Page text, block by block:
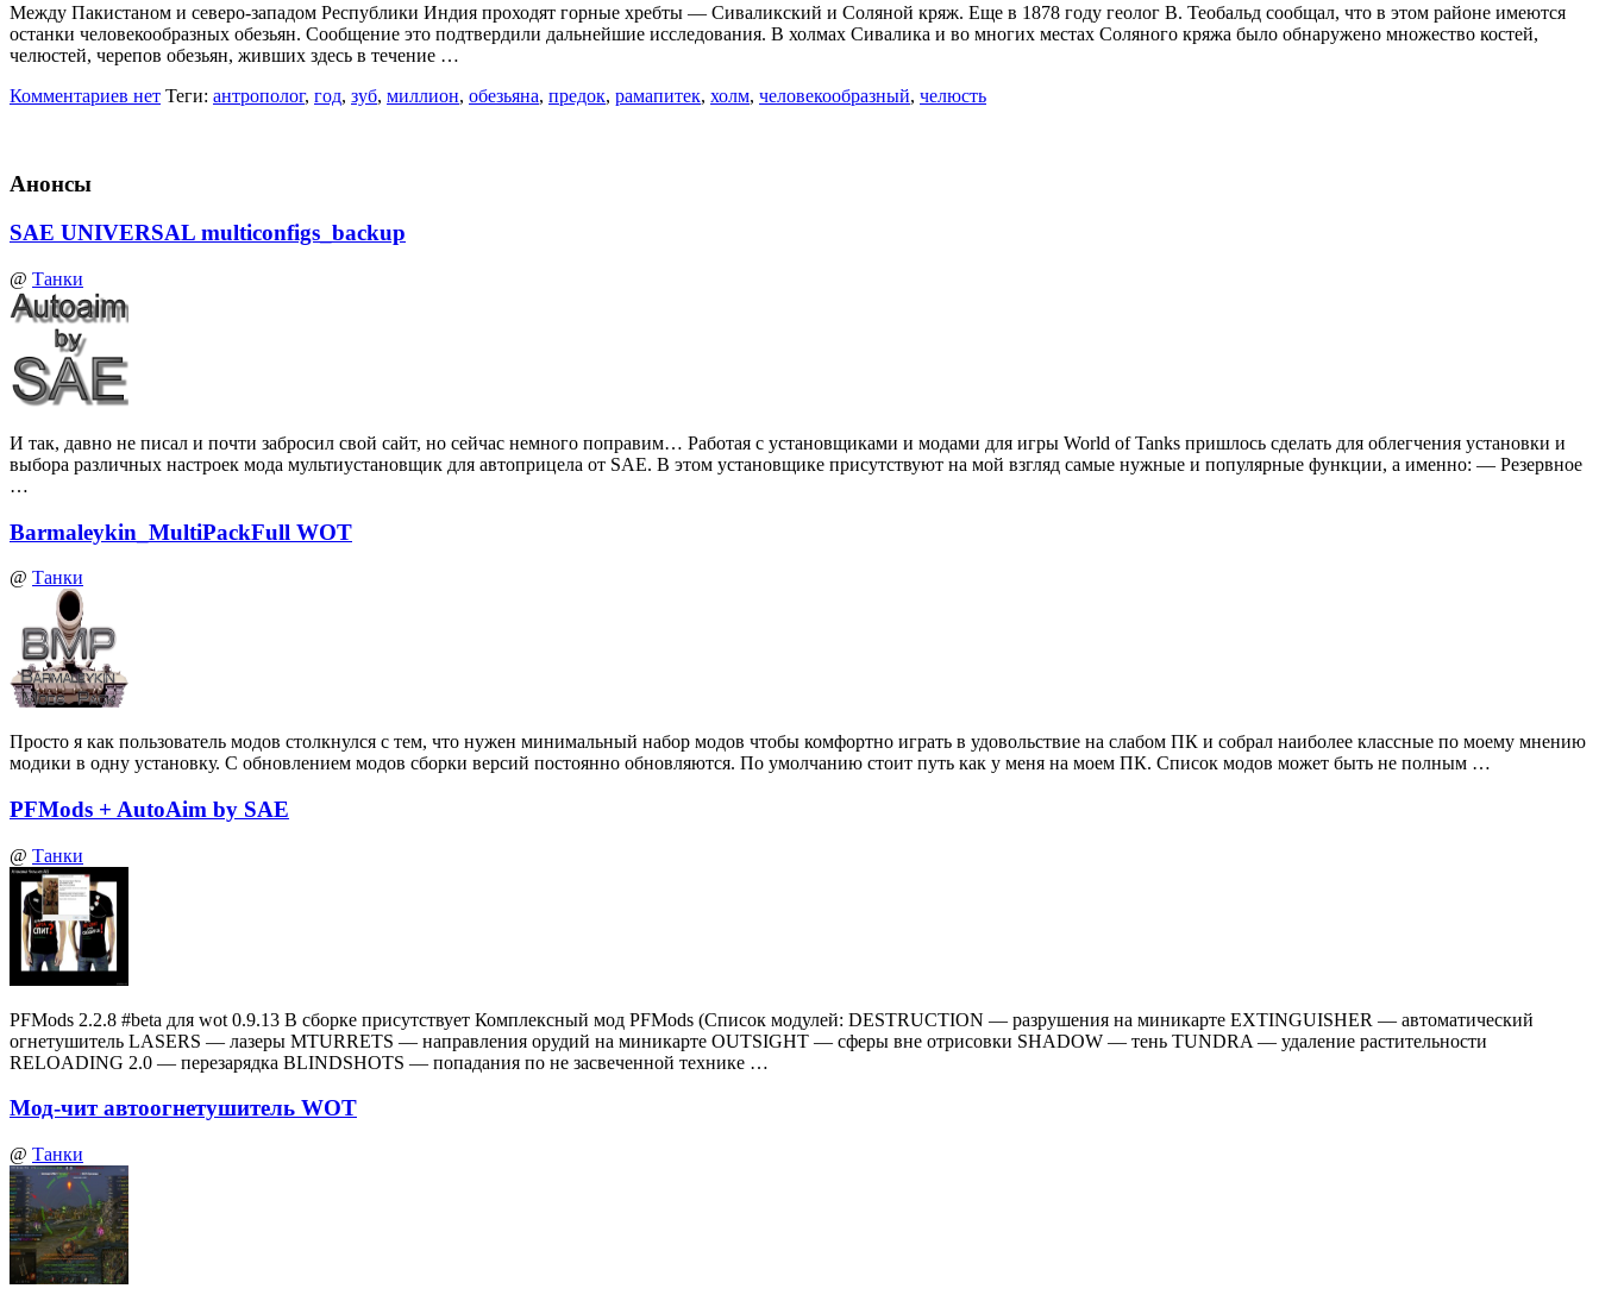
Между Пакистаном и северо-западом Республики Индия проходят горные хребты — Сиваликский и Соляной кряж. Еще в 1878 году геолог В. Теобальд сообщал, что в этом районе имеются
останки человекообразных обезьян. Сообщение это подтвердили дальнейшие исследования. В холмах Сивалика и во многих местах Соляного кряжа было обнаружено множество костей,
челюстей, черепов обезьян, живших здесь в течение …
Комментариев нет Теги: антрополог, год, зуб, миллион, обезьяна, предок, рамапитек, холм, человекообразный, челюсть
Анонсы
SAE UNIVERSAL multiconfigs_backup
@ Танки
И так, давно не писал и почти забросил свой сайт, но сейчас немного поправим… Работая с установщиками и модами для игры World of Tanks пришлось сделать для облегчения установки и
выбора различных настроек мода мультиустановщик для автоприцела от SAE. В этом установщике присутствуют на мой взгляд самые нужные и популярные функции, а именно: — Резервное
…
Barmaleykin_MultiPackFull WOT
@ Танки
Просто я как пользователь модов столкнулся с тем, что нужен минимальный набор модов чтобы комфортно играть в удовольствие на слабом ПК и собрал наиболее классные по моему мнению
модики в одну установку. С обновлением модов сборки версий постоянно обновляются. По умолчанию стоит путь как у меня на моем ПК. Список модов может быть не полным …
PFMods + AutoAim by SAE
@ Танки
PFMods 2.2.8 #beta для wot 0.9.13 В сборке присутствует Комплексный мод PFMods (Список модулей: DESTRUCTION — разрушения на миникарте EXTINGUISHER — автоматический
огнетушитель LASERS — лазеры MTURRETS — направления орудий на миникарте OUTSIGHT — сферы вне отрисовки SHADOW — тень TUNDRA — удаление растительности
RELOADING 2.0 — перезарядка BLINDSHOTS — попадания по не засвеченной технике …
Мод-чит автоогнетушитель WOT
@ Танки